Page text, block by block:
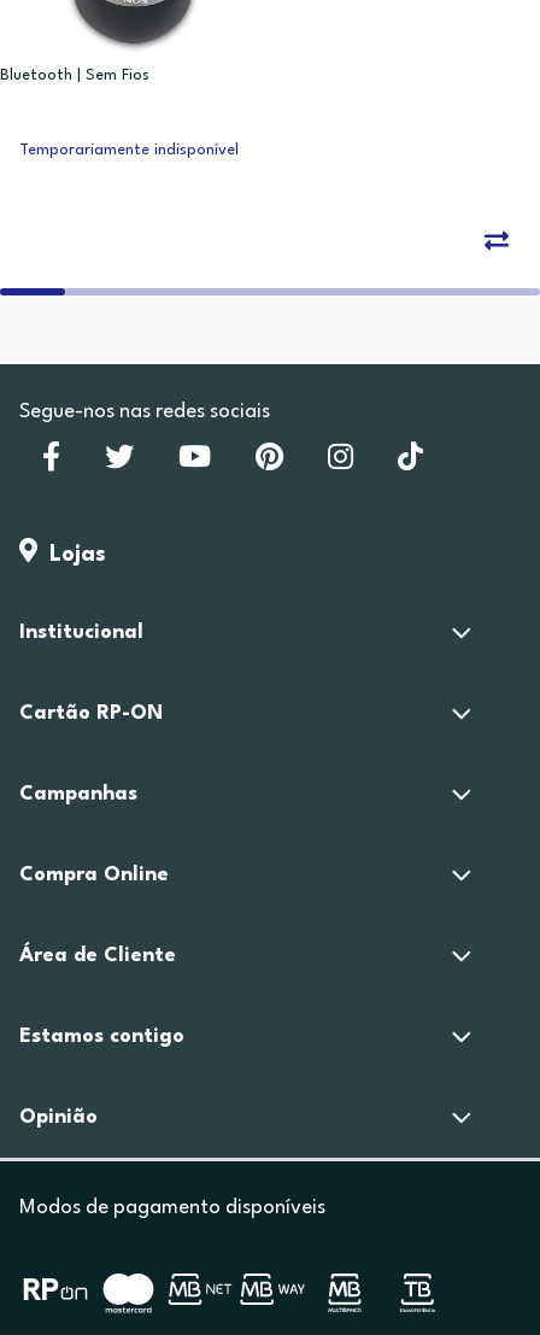
Bluetooth | Sem Fios
Temporariamente indisponível
Segue-nos nas redes sociais
Lojas
Institucional
Cartão RP-ON
Campanhas
Compra Online
Área de Cliente
Estamos contigo
Opinião
Modos de pagamento disponíveis